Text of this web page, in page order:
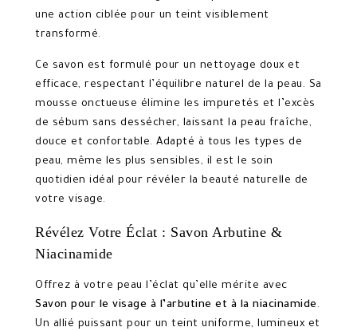
une action ciblée pour un teint visiblement
transformé.
Ce savon est formulé pour un nettoyage doux et
efficace, respectant l’équilibre naturel de la peau. Sa
mousse onctueuse élimine les impuretés et l’excès
de sébum sans dessécher, laissant la peau fraîche,
douce et confortable. Adapté à tous les types de
peau, même les plus sensibles, il est le soin
quotidien idéal pour révéler la beauté naturelle de
votre visage.
Révélez Votre Éclat : Savon Arbutine &
Niacinamide
Offrez à votre peau l’éclat qu’elle mérite avec
Savon pour le visage à l’arbutine et à la niacinamide .
Un allié puissant pour un teint uniforme, lumineux et